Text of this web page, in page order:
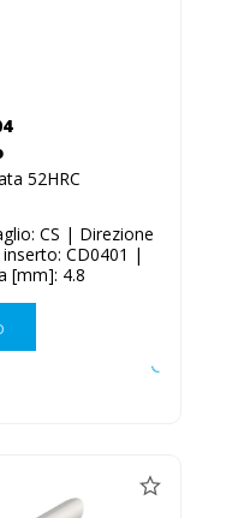
52HRC
CS | Direzione
CD0401 |
[mm]: 4.8